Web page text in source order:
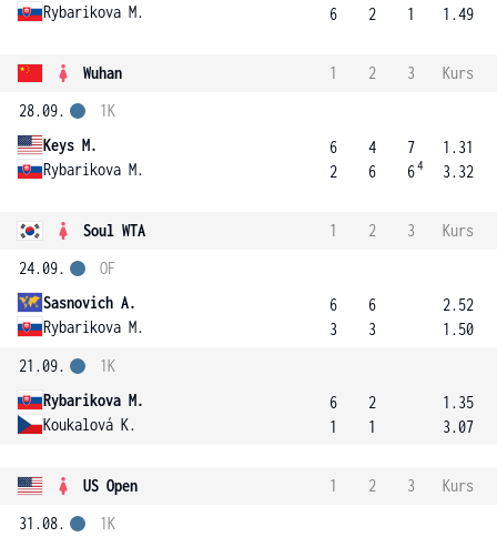
Rybarikova M.
6
2
1
1.49
Wuhan 1 2 3
Kurs
28.09.
Keys M.
Rybarikova M.
1K
6
2
4
6
7
64
1.31
3.32
Soul WTA 1 2 3
Kurs
24.09.
Sasnovich A.
Rybarikova M.
OF
6
3
6
3
2.52
1.50
21.09.
Rybarikova M.
Koukalová K.
1K
6
1
2
1
1.35
3.07
US Open 1 2 3
Kurs
31.08.
1K